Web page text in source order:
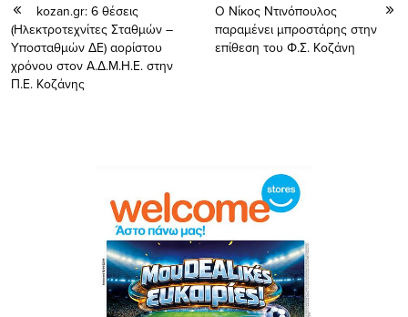
kozan.gr: 6 θέσεις
(Ηλεκτροτεχνίτες Σταθμών –
Υποσταθμών ΔΕ) αορίστου
χρόνου στον Α.Δ.Μ.Η.Ε. στην
Π.Ε. Κοζάνης
Ο Νίκος Ντινόπουλος
παραμένει μπροστάρης στην
επίθεση του Φ.Σ. Κοζάνη